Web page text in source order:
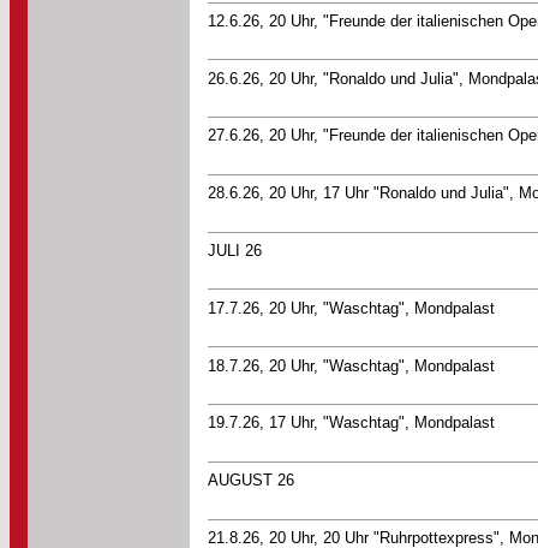
12.6.26, 20 Uhr, "Freunde der italienischen
26.6.26, 20 Uhr, "Ronaldo und Julia",
27.6.26, 20 Uhr, "Freunde der italienischen
28.6.26, 20 Uhr, 17 Uhr "Ronaldo und Julia",
JULI 26
17.7.26, 20 Uhr, "Waschtag", Mondpalast
18.7.26, 20 Uhr, "Waschtag", Mondpalast
19.7.26, 17 Uhr, "Waschtag", Mondpalast
AUGUST 26
21.8.26, 20 Uhr, 20 Uhr "Ruhrpottexpress",